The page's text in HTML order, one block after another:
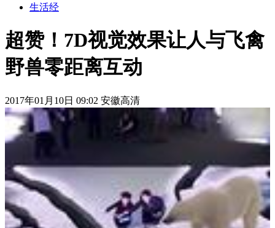
生活经
超赞！7D视觉效果让人与飞禽
野兽零距离互动
2017年01月10日 09:02 安徽高清